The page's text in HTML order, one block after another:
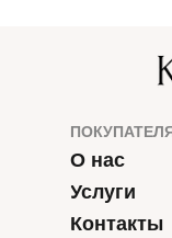
Контакты
Услуги
О нас